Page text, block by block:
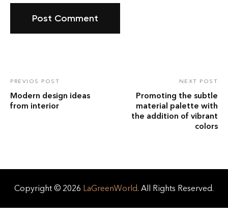
PREVIOS POST
Modern design ideas
from interior
NEXT POST
Promoting the subtle
material palette with
the addition of vibrant
colors
Copyright © 2026 LaGreenWorld. All Rights Reserved.